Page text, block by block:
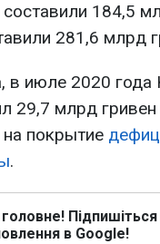
184,5
281,6 млрд
июле 2020 года
29,7 млрд гривен
покрытие
.
в Google!